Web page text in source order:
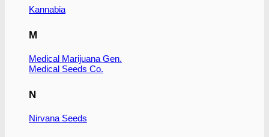
Kannabia
M
Medical Marijuana Gen.
Medical Seeds Co.
N
Nirvana Seeds